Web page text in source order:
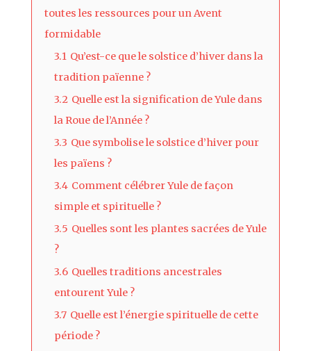
toutes les ressources pour un Avent
formidable
3.1 Qu’est-ce que le solstice d’hiver dans la
tradition païenne ?
3.2 Quelle est la signification de Yule dans
la Roue de l’Année ?
3.3 Que symbolise le solstice d’hiver pour
les païens ?
3.4 Comment célébrer Yule de façon
simple et spirituelle ?
3.5 Quelles sont les plantes sacrées de Yule
?
3.6 Quelles traditions ancestrales
entourent Yule ?
3.7 Quelle est l’énergie spirituelle de cette
période ?